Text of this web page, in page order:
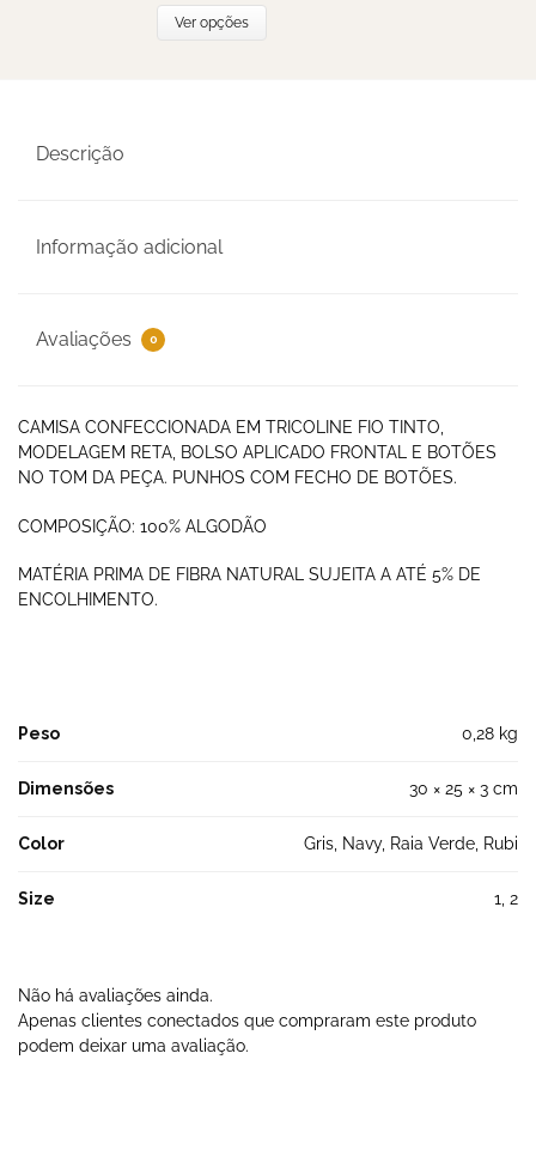
Ver opções
Descrição
Informação adicional
Avaliações 0
CAMISA CONFECCIONADA EM TRICOLINE FIO TINTO,
MODELAGEM RETA, BOLSO APLICADO FRONTAL E BOTÕES
NO TOM DA PEÇA. PUNHOS COM FECHO DE BOTÕES.
COMPOSIÇÃO: 100% ALGODÃO
MATÉRIA PRIMA DE FIBRA NATURAL SUJEITA A ATÉ 5% DE
ENCOLHIMENTO.
Peso 0,28 kg
Dimensões 30 × 25 × 3 cm
Color Gris, Navy, Raia Verde, Rubi
Size 1, 2
Não há avaliações ainda.
Apenas clientes conectados que compraram este produto
podem deixar uma avaliação.